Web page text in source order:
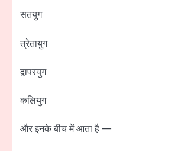
सतयुग
त्रेतायुग
द्वापरयुग
कलियुग
और इनके बीच में आता है —